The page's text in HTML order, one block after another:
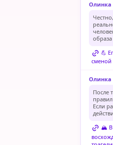
Олинка
образа
💪
Олинка
После
Если
🏔️ В